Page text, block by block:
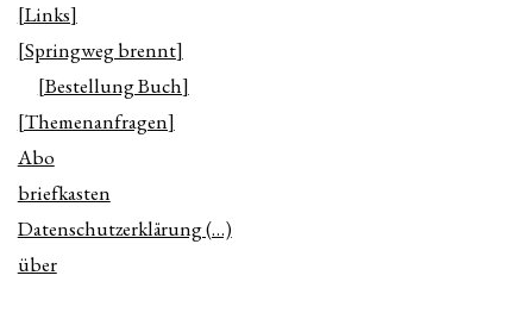
[Links]
[Springweg brennt]
[Bestellung Buch]
[Themenanfragen]
Abo
briefkasten
Datenschutzerklärung (…)
über